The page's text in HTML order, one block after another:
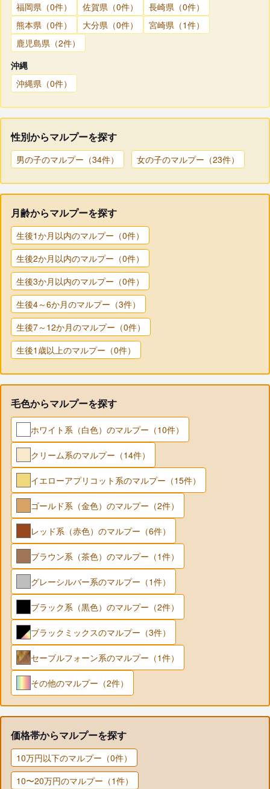
福岡県（0件） 佐賀県（0件）
長崎県（0件）
熊本県（0件）
大分県（0件）
宮崎県（1件）
鹿児島県（2件）
沖縄
沖縄県（0件）
性別からマルプーを探す
男の子のマルプー（34件） 女の子のマルプー（23件）
月齢からマルプーを探す
生後1か月以内のマルプー（0件）
生後2か月以内のマルプー（0件）
生後3か月以内のマルプー（0件）
生後4～6か月のマルプー（3件）
生後7～12か月のマルプー（0件）
生後1歳以上のマルプー（0件）
毛色からマルプーを探す
ホワイト系（白色）のマルプー（10件）
クリーム系のマルプー（14件）
イエローアプリコット系のマルプー（15件）
ゴールド系（金色）のマルプー（2件）
レッド系（赤色）のマルプー（6件）
ブラウン系（茶色）のマルプー（1件）
グレーシルバー系のマルプー（1件）
ブラック系（黒色）のマルプー（2件）
ブラックミックスのマルプー（3件）
セーブルフォーン系のマルプー（1件）
その他のマルプー（2件）
価格帯からマルプーを探す
10万円以下のマルプー（0件）
10〜20万円のマルプー（1件）